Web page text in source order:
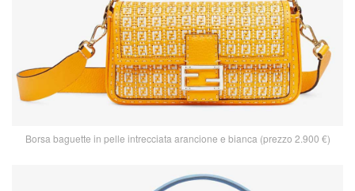
Borsa baguette in pelle intrecciata arancione e bianca (prezzo 2.900 €)